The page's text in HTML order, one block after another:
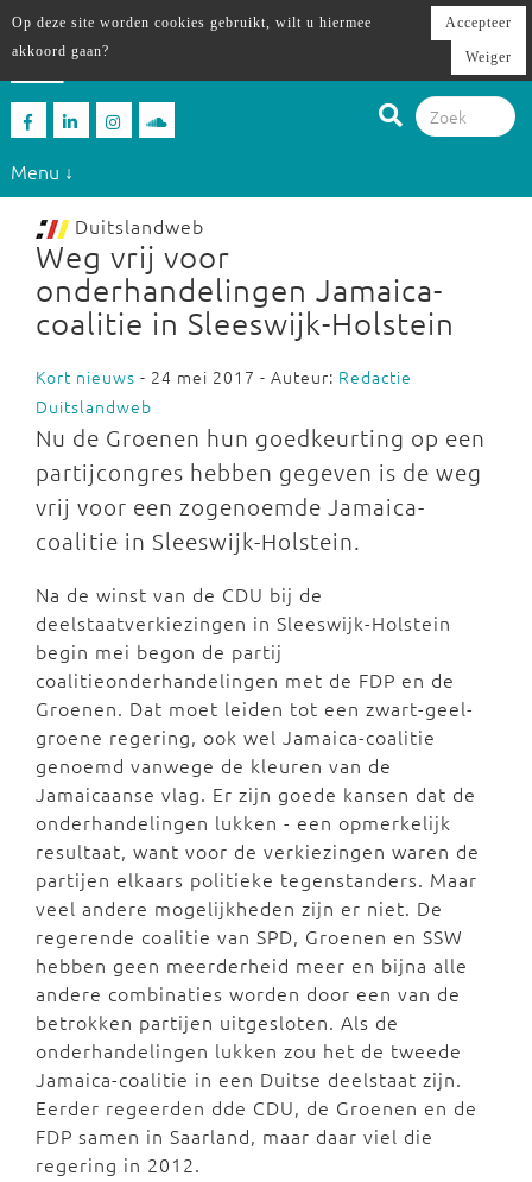
Menu ↓
Duitslandweb
Weg vrij voor
onderhandelingen Jamaica-
coalitie in Sleeswijk-Holstein
Kort nieuws - 24 mei 2017 - Auteur: Redactie
Duitslandweb
Nu de Groenen hun goedkeurting op een
partijcongres hebben gegeven is de weg
vrij voor een zogenoemde Jamaica-
coalitie in Sleeswijk-Holstein.
Na de winst van de CDU bij de
deelstaatverkiezingen in Sleeswijk-Holstein
begin mei begon de partij
coalitieonderhandelingen met de FDP en de
Groenen. Dat moet leiden tot een zwart-geel-
groene regering, ook wel Jamaica-coalitie
genoemd vanwege de kleuren van de
Jamaicaanse vlag. Er zijn goede kansen dat de
onderhandelingen lukken - een opmerkelijk
resultaat, want voor de verkiezingen waren de
partijen elkaars politieke tegenstanders. Maar
veel andere mogelijkheden zijn er niet. De
regerende coalitie van SPD, Groenen en SSW
hebben geen meerderheid meer en bijna alle
andere combinaties worden door een van de
betrokken partijen uitgesloten. Als de
onderhandelingen lukken zou het de tweede
Jamaica-coalitie in een Duitse deelstaat zijn.
Eerder regeerden dde CDU, de Groenen en de
FDP samen in Saarland, maar daar viel die
regering in 2012.
Op deze site worden cookies gebruikt, wilt u hiermee
akkoord gaan?
Accepteer
Weiger